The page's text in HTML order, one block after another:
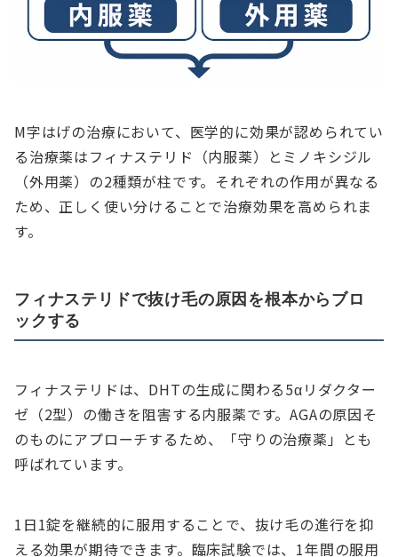
M字はげの治療において、医学的に効果が認められてい
る治療薬はフィナステリド（内服薬）とミノキシジル
（外用薬）の2種類が柱です。それぞれの作用が異なる
ため、正しく使い分けることで治療効果を高められま
す。
フィナステリドで抜け毛の原因を根本からブロ
ックする
フィナステリドは、DHTの生成に関わる5αリダクター
ゼ（2型）の働きを阻害する内服薬です。AGAの原因そ
のものにアプローチするため、「守りの治療薬」とも
呼ばれています。
1日1錠を継続的に服用することで、抜け毛の進行を抑
える効果が期待できます。臨床試験では、1年間の服用